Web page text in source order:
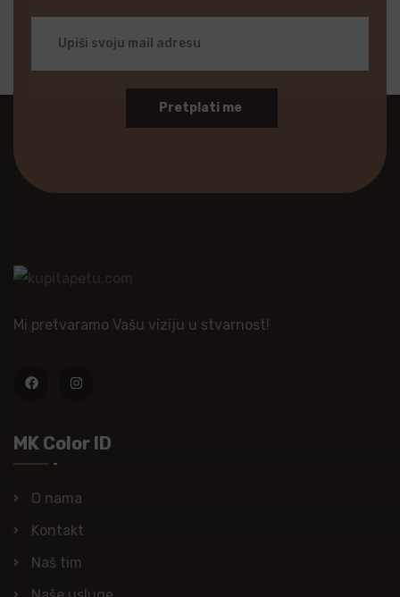
Pretplati me
Mi pretvaramo Vašu viziju u stvarnost!
MK Color ID
O nama
Kontakt
Naš tim